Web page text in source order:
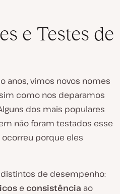
e Testes de
anos, vimos novos nomes
como nos deparamos
dos mais populares
não foram testados esse
porque eles
de desempenho:
e consistência ao